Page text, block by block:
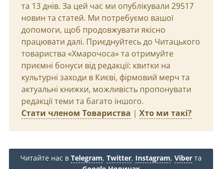
та 13 днів. За цей час ми опублікували 29517
новин та статей. Ми потребуємо вашої
допомоги, щоб продовжувати якісно
працювати далі. Приєднуйтесь до Читацького
товариства «Хмарочоса» та отримуйте
приємні бонуси від редакції: квитки на
культурні заходи в Києві, фірмовий мерч та
актуальні книжки, можливість пропонувати
редакції теми та багато іншого.
Стати членом Товариства | Хто ми такі?
Читайте нас в Telegram, Twitter, Instagram, Viber та